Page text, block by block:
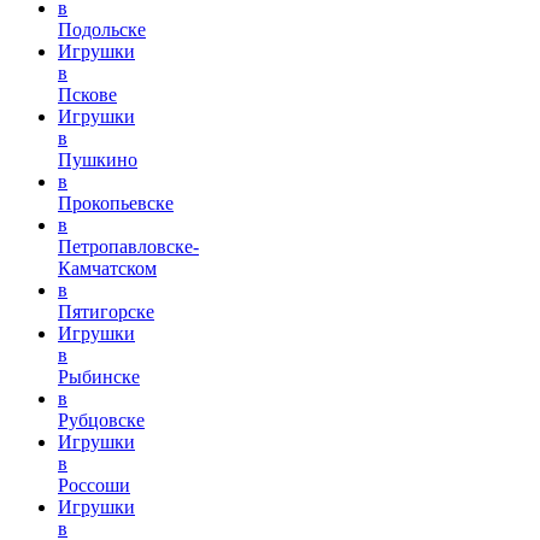
в
Подольске
Игрушки
в
Пскове
Игрушки
в
Пушкино
в
Прокопьевске
в
Петропавловске-
Камчатском
в
Пятигорске
Игрушки
в
Рыбинске
в
Рубцовске
Игрушки
в
Россоши
Игрушки
в